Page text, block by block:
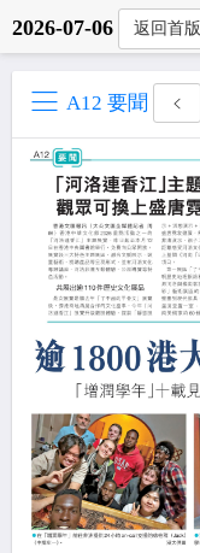
2026-07-06 返回首版
A12 要聞